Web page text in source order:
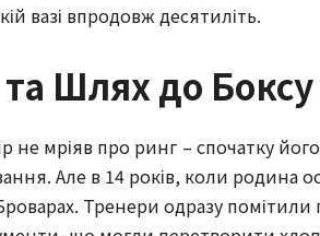
вазі впродовж десятиліть.
Шлях до Боксу
не мріяв про ринг – спочатку
Але в 14 років, коли родина
Тренери одразу помітили